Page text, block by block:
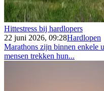
Hittestress bij hardlopers
22 juni 2026, 09:28Hardlopen
Marathons zijn binnen enkele
mensen trekken hun...